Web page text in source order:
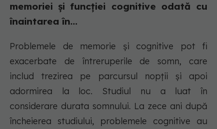
memoriei și funcției cognitive odată cu
înaintarea în...
Problemele de memorie și cognitive pot fi
exacerbate de întreruperile de somn, care
includ trezirea pe parcursul nopții și apoi
adormirea la loc. Studiul nu a luat în
considerare durata somnului. La zece ani după
încheierea studiului, problemele cognitive au